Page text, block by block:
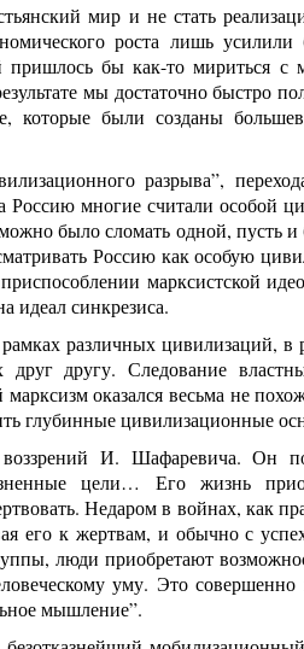
мир и не стать
роста лишь
пришлось бы как-то мириться с
мы достаточно быстро
были созданы
разрыва”,
Россию многие считали особой
было сломать одной, пусть и
Россию как особую
марксистской
идеал синкрезиса.
различных цивилизаций, в
другу. Следование
оказался весьма не
глубинные цивилизационные
И. Шафаревича. Он
цели… Его жизнь
Недаром в войнах, как
его к жертвам, и обычно с
люди приобретают
уму. Это совершенно
мышление”.